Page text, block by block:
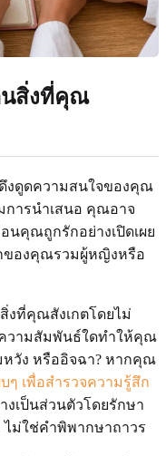
นสิ่งที่คุณ
ดึงดูดความสนใจของคุณ
ารนำเสนอ คุณอาจ
นคุณถูกรักอย่างเปิดเผย
ของคุณรวมผู้หญิงหรือ
งที่คุณสังเกตโดยไม่
วามสัมพันธ์ใดทำให้คุณ
หวัง หรืออิจฉา? หากคุณ
ๆ เพื่อสำรวจความรู้สึก
เป็นส่วนตัวโดยรักษา
ไม่ใช่คำพิพากษาถาวร